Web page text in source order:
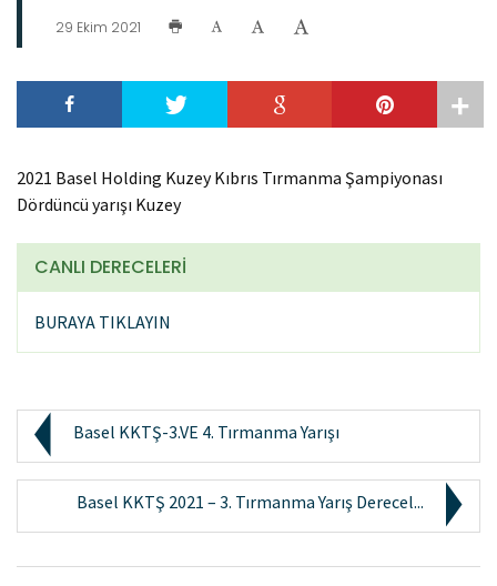
29 Ekim 2021
2021 Basel Holding Kuzey Kıbrıs Tırmanma Şampiyonası
Dördüncü yarışı Kuzey
CANLI DERECELERİ
BURAYA TIKLAYIN
Basel KKTŞ-3.VE 4. Tırmanma Yarışı
Basel KKTŞ 2021 – 3. Tırmanma Yarış Derecel...